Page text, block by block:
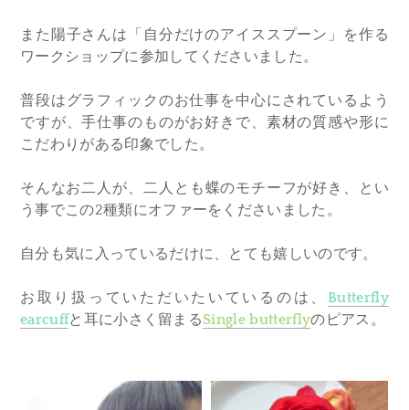
また陽子さんは「自分だけのアイススプーン」を作る
ワークショップに参加してくださいました。
普段はグラフィックのお仕事を中心にされているよう
ですが、手仕事のものがお好きで、素材の質感や形に
こだわりがある印象でした。
そんなお二人が​、二人とも蝶のモチーフが好き、とい
う事でこの2種類にオファーをくださいました。
自分も気に入っているだけに、とても嬉しいのです。
お取り扱っていただいたいているのは、Butterfly
earcuffと耳に小さく留まるSingle butterflyのピアス。